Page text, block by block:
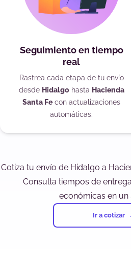
Seguimiento en tiempo
real
Rastrea cada etapa de tu envío
desde Hidalgohasta Hacienda
Santa Fecon actualizaciones
automáticas.
Cotiza tu envío de Hidalgo a
Consulta tiempos de
económicas en un
Ir a cotizar